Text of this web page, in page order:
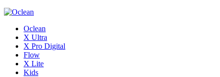
Oclean
X Ultra
X Pro Digital
Flow
X Lite
Kids